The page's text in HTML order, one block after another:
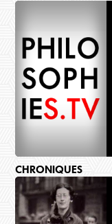
CHRONIQUES